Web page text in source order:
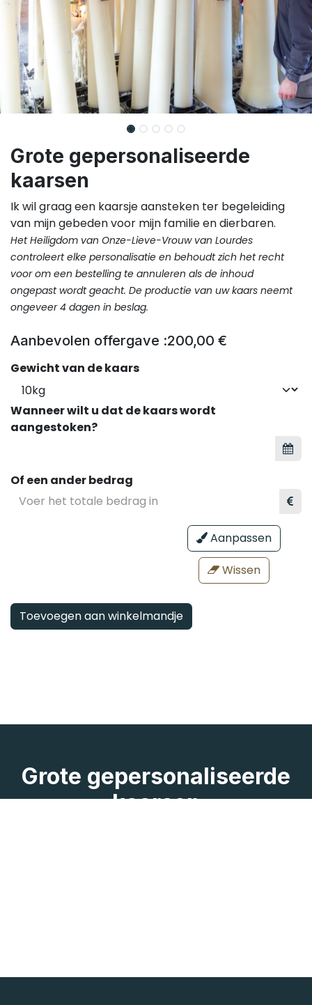
Grote gepersonaliseerde
kaarsen
Ik wil graag een kaarsje aansteken ter begeleiding
van mijn gebeden voor mijn familie en dierbaren.
Het Heiligdom van Onze-Lieve-Vrouw van Lourdes
controleert elke personalisatie en behoudt zich het recht
voor om een bestelling te annuleren als de inhoud
ongepast wordt geacht. De productie van uw kaars neemt
ongeveer 4 dagen in beslag.
Aanbevolen offergave :200,00 €
Gewicht van de kaars
Wanneer wilt u dat de kaars wordt
aangestoken?
Of een ander bedrag
Aanpassen
Wissen
Toevoegen aan winkelmandje
Grote gepersonaliseerde
kaarsen